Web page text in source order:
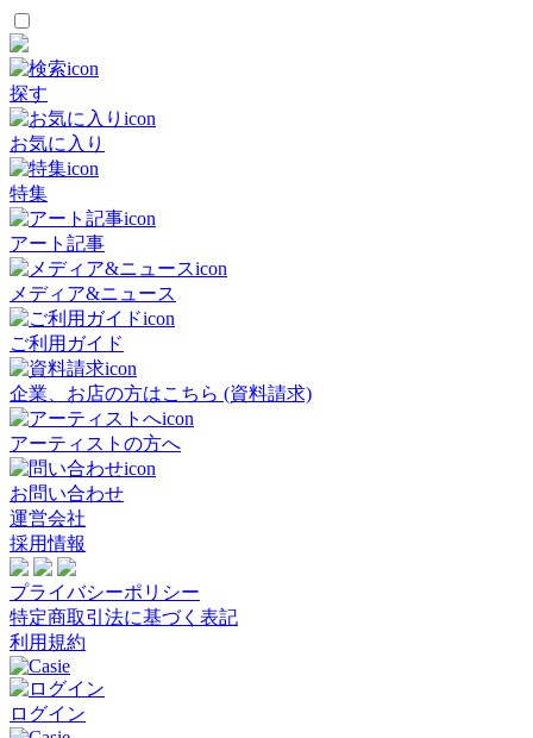
探す
お気に入り
特集
アート記事
メディア&ニュース
ご利用ガイド
企業、お店の方はこちら (資料請求)
アーティストの方へ
お問い合わせ
運営会社
採用情報
プライバシーポリシー
特定商取引法に基づく表記
利用規約
ログイン